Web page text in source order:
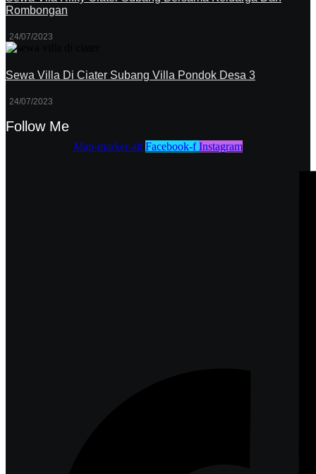
Rombongan
24/07/2023
Sewa Villa Di Ciater Subang Villa Pondok Desa 3
24/07/2023
Follow Me
Map-marker-alt Facebook-f Instagram